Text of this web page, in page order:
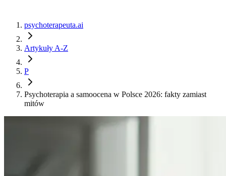
psychoterapeuta.ai
Artykuły A-Z
P
Psychoterapia a samoocena w Polsce 2026: fakty zamiast
mitów